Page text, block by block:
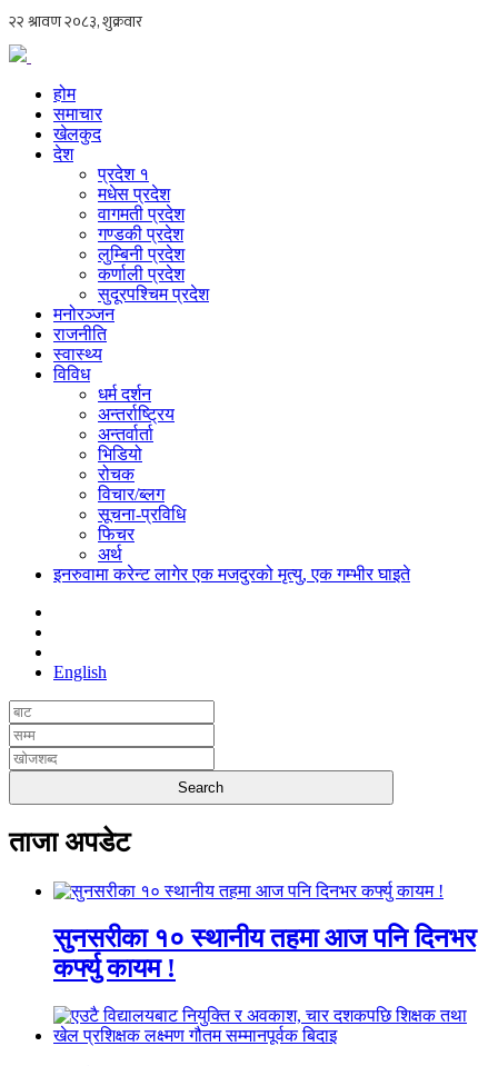
होम
समाचार
खेलकुद
देश
प्रदेश १
मधेस प्रदेश
वागमती प्रदेश
गण्डकी प्रदेश
लुम्बिनी प्रदेश
कर्णाली प्रदेश
सुदूरपश्चिम प्रदेश
मनोरञ्जन
राजनीति
स्वास्थ्य
विविध
धर्म दर्शन
अन्तर्राष्ट्रिय
अन्तर्वार्ता
भिडियो
रोचक
विचार/ब्लग
सूचना-प्रविधि
फिचर
अर्थ
इनरुवामा करेन्ट लागेर एक मजदुरको मृत्यु, एक गम्भीर घाइते
English
ताजा अपडेट
सुनसरीका १० स्थानीय तहमा आज पनि दिनभर
कर्फ्यु कायम !